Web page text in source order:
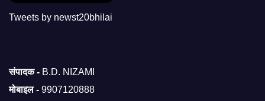
Tweets by newst20bhilai
संपादक - B.D. NIZAMI
मोबाइल - 9907120888